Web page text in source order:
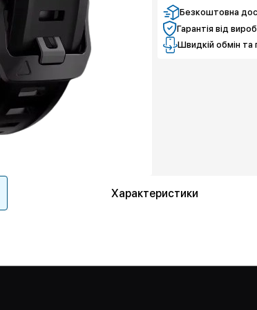
Безкоштовна
Гарантія від
Швидкій обмін та
Характеристики